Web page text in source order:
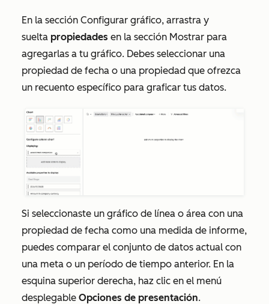
En la sección Configurar gráfico, arrastra y
suelta propiedades en la sección Mostrar para
agregarlas a tu gráfico. Debes seleccionar una
propiedad de fecha o una propiedad que ofrezca
un recuento específico para graficar tus datos.
Si seleccionaste un gráfico de línea o área con una
propiedad de fecha como una medida de informe,
puedes comparar el conjunto de datos actual con
una meta o un período de tiempo anterior. En la
esquina superior derecha, haz clic en el menú
desplegable Opciones de presentación.